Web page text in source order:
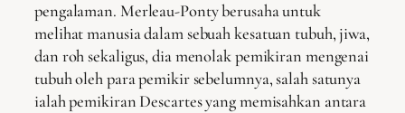
pengalaman. Merleau-Ponty berusaha untuk
melihat manusia dalam sebuah kesatuan tubuh, jiwa,
dan roh sekaligus, dia menolak pemikiran mengenai
tubuh oleh para pemikir sebelumnya, salah satunya
ialah pemikiran Descartes yang memisahkan antara